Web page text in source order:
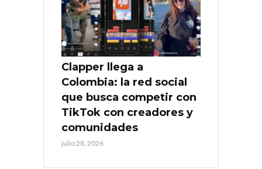
Clapper llega a
Colombia: la red social
que busca competir con
TikTok con creadores y
comunidades
julio 28, 2026